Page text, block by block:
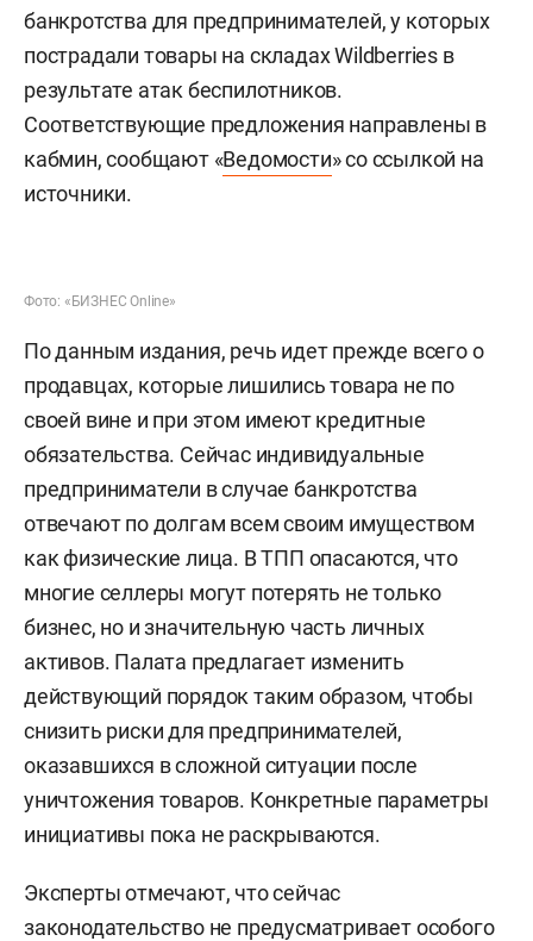
банкротства для предпринимателей, у которых
пострадали товары на складах Wildberries в
результате атак беспилотников.
Соответствующие предложения направлены в
кабмин, сообщают «Ведомости» со ссылкой на
источники.
Фото: «БИЗНЕС Online»
По данным издания, речь идет прежде всего о
продавцах, которые лишились товара не по
своей вине и при этом имеют кредитные
обязательства. Сейчас индивидуальные
предприниматели в случае банкротства
отвечают по долгам всем своим имуществом
как физические лица. В ТПП опасаются, что
многие селлеры могут потерять не только
бизнес, но и значительную часть личных
активов. Палата предлагает изменить
действующий порядок таким образом, чтобы
снизить риски для предпринимателей,
оказавшихся в сложной ситуации после
уничтожения товаров. Конкретные параметры
инициативы пока не раскрываются.
Эксперты отмечают, что сейчас
законодательство не предусматривает особого